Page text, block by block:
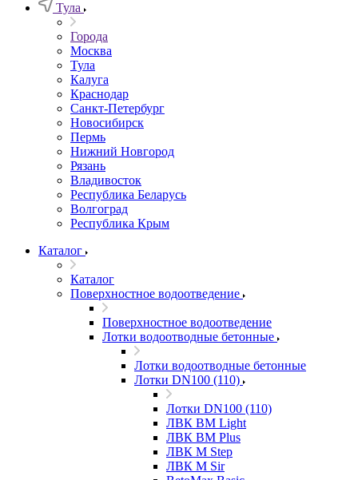
Тула
Города
Москва
Тула
Калуга
Краснодар
Санкт-Петербург
Новосибирск
Пермь
Нижний Новгород
Рязань
Владивосток
Республика Беларусь
Волгоград
Республика Крым
Каталог
Каталог
Поверхностное водоотведение
Поверхностное водоотведение
Лотки водоотводные бетонные
Лотки водоотводные бетонные
Лотки DN100 (110)
Лотки DN100 (110)
ЛВК ВМ Light
ЛВК ВМ Plus
ЛВК М Step
ЛВК М Sir